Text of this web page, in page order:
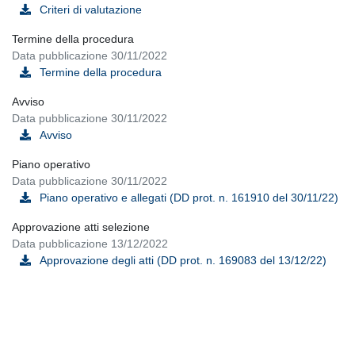
Criteri di valutazione
Termine della procedura
Data pubblicazione 30/11/2022
Termine della procedura
Avviso
Data pubblicazione 30/11/2022
Avviso
Piano operativo
Data pubblicazione 30/11/2022
Piano operativo e allegati (DD prot. n. 161910 del 30/11/22)
Approvazione atti selezione
Data pubblicazione 13/12/2022
Approvazione degli atti (DD prot. n. 169083 del 13/12/22)